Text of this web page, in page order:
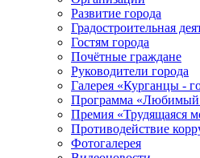
Развитие города
Градостроительная
Гостям города
Почётные граждане
Руководители города
Галерея «Курганцы -
Программа «Любимый
Премия «Трудящаяся
Противодействие
Фотогалерея